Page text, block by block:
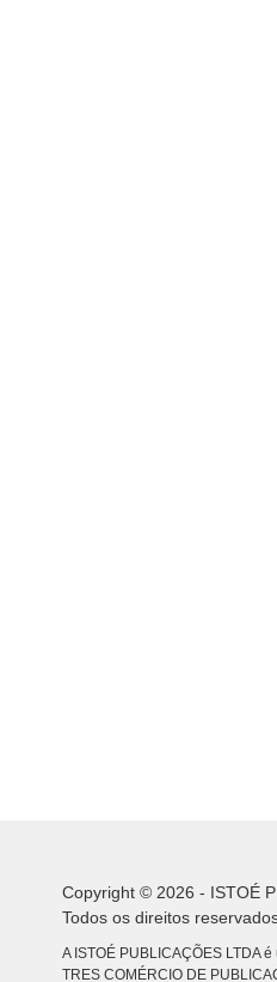
Copyright © 2026 - ISTOÉ
Todos os direitos
A ISTOÉ PUBLICAÇÕES LTDA
TRES COMÉRCIO DE